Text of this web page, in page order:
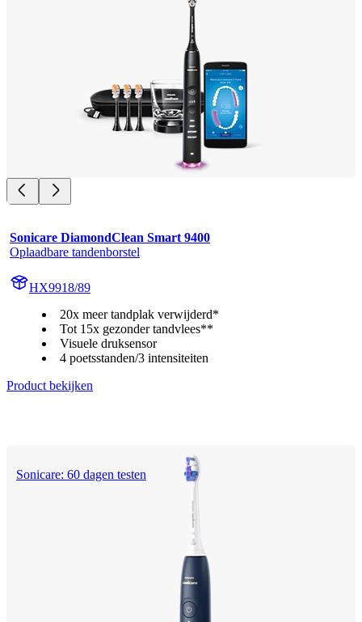
Sonicare DiamondClean Smart 9400
Oplaadbare tandenborstel
HX9918/89
20x meer tandplak verwijderd*
Tot 15x gezonder tandvlees**
Visuele druksensor
4 poetsstanden/3 intensiteiten
Product bekijken
Sonicare: 60 dagen testen